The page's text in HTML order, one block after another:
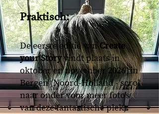
Praktisch:
De eerste editie vanCreate
your Storyvindt plaats in
oktober en november 2026, in
Bergen (Noord-Holland - scrol
naar onder voor meer foto's
van deze fantastische plek).